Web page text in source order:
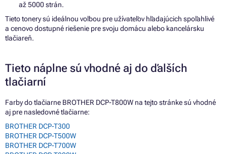
až 5000 strán.
Tieto tonery sú ideálnou voľbou pre užívateľov hľadajúcich spoľahlivé
a cenovo dostupné riešenie pre svoju domácu alebo kancelársku
tlačiareň.
Tieto náplne sú vhodné aj do ďalších
tlačiarní
Farby do tlačiarne BROTHER DCP-T800W na tejto stránke sú vhodné
aj pre nasledovné tlačiarne:
BROTHER DCP-T300
BROTHER DCP-T500W
BROTHER DCP-T700W